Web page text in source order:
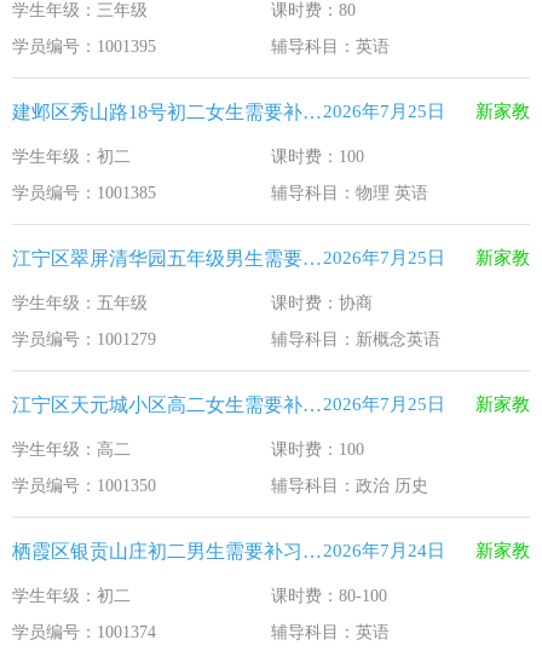
学生年级：三年级
课时费：80
学员编号：1001395
辅导科目：英语
建邺区秀山路18号初二女生需要补习物理 英语2026年7月25日 新家教
学生年级：初二
课时费：100
学员编号：1001385
辅导科目：物理 英语
江宁区翠屏清华园五年级男生需要补习新概念英语2026年7月25日 新家教
学生年级：五年级
课时费：协商
学员编号：1001279
辅导科目：新概念英语
江宁区天元城小区高二女生需要补习政治 历史2026年7月25日 新家教
学生年级：高二
课时费：100
学员编号：1001350
辅导科目：政治 历史
栖霞区银贡山庄初二男生需要补习英语2026年7月24日 新家教
学生年级：初二
课时费：80-100
学员编号：1001374
辅导科目：英语